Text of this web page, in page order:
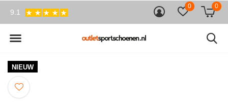
0 0
9.1
NIEUW